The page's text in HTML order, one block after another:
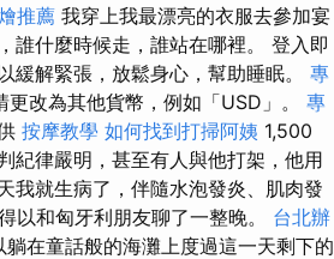
推薦 我穿上我最漂亮的衣服去參加宴
誰什麼時候走，誰站在哪裡。 登入即
緩解緊張，放鬆身心，幫助睡眠。 專
改為其他貨幣，例如「USD」。 專
按摩教學 如何找到打掃阿姨 1,500
紀律嚴明，甚至有人與他打架，他用
我就生病了，伴隨水泡發炎、肌肉發
以和匈牙利朋友聊了一整晚。 台北辦
在童話般的海灘上度過這一天剩下的